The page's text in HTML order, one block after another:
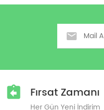
Fırsat Zamanı
Her Gün Yeni İndirim